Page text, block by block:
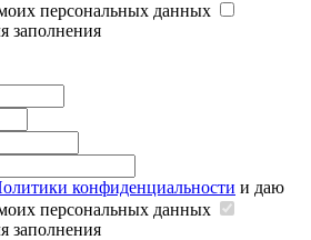
персональных данных
заполнения
конфиденциальности и даю
персональных данных
заполнения